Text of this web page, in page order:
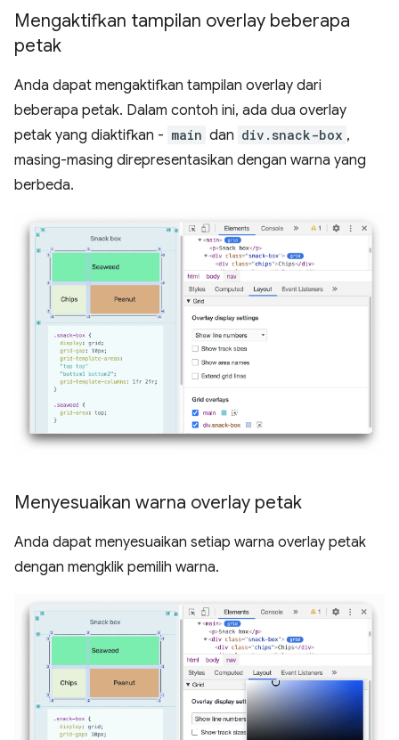
Mengaktifkan tampilan overlay beberapa
petak
Anda dapat mengaktifkan tampilan overlay dari
beberapa petak. Dalam contoh ini, ada dua overlay
petak yang diaktifkan - main dan div.snack-box ,
masing-masing direpresentasikan dengan warna yang
berbeda.
Menyesuaikan warna overlay petak
Anda dapat menyesuaikan setiap warna overlay petak
dengan mengklik pemilih warna.